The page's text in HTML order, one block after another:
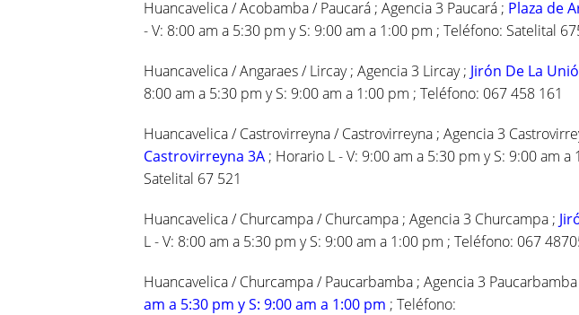
Huancavelica / Acobamba / Paucará ; Agencia 3 Paucará ; Plaza de
- V: 8:00 am a 5:30 pm y S: 9:00 am a 1:00 pm ; Teléfono: Satelital
Huancavelica / Angaraes / Lircay ; Agencia 3 Lircay ; Jirón De La
8:00 am a 5:30 pm y S: 9:00 am a 1:00 pm ; Teléfono: 067 458 161
Huancavelica / Castrovirreyna / Castrovirreyna ; Agencia 3
Castrovirreyna 3A ; Horario L - V: 9:00 am a 5:30 pm y S: 9:00 am
Satelital 67 521
Huancavelica / Churcampa / Churcampa ; Agencia 3 Churcampa ;
L - V: 8:00 am a 5:30 pm y S: 9:00 am a 1:00 pm ; Teléfono: 067
Huancavelica / Churcampa / Paucarbamba ; Agencia 3 Paucarbamba
am a 5:30 pm y S: 9:00 am a 1:00 pm ; Teléfono: